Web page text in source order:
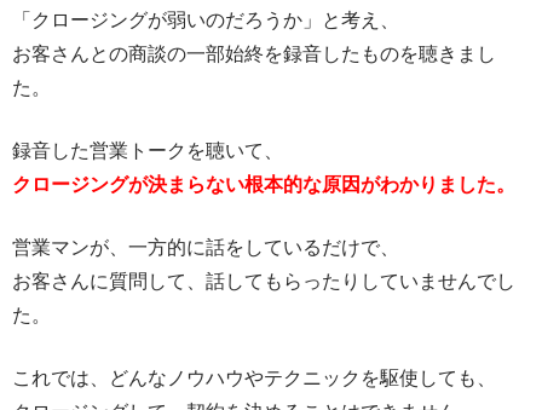
「クロージングが弱いのだろうか」と考え、
お客さんとの商談の一部始終を録音したものを聴きまし
た。
録音した営業トークを聴いて、
クロージングが決まらない根本的な原因がわかりました。
営業マンが、一方的に話をしているだけで、
お客さんに質問して、話してもらったりしていませんでし
た。
これでは、どんなノウハウやテクニックを駆使しても、